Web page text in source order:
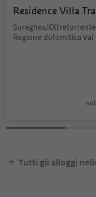
Residence Villa
Sureghes/
Regione dolomitica Val
Tutti gli alloggi